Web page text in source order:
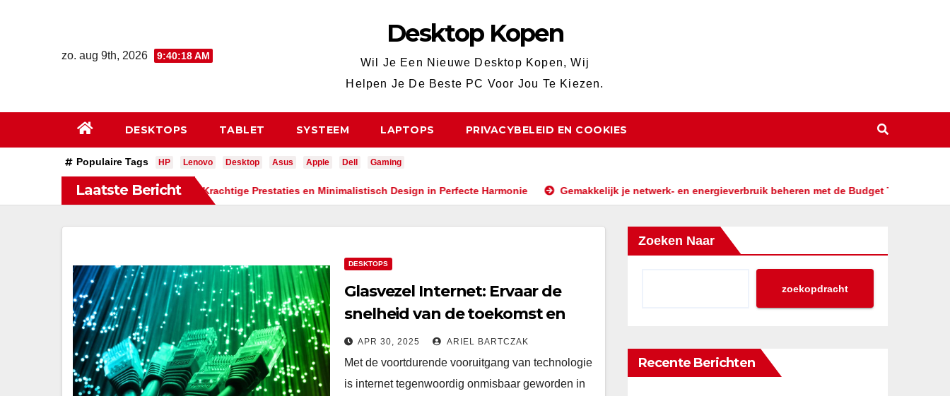
zo. aug 9th, 2026 9:40:19 AM
Desktop Kopen
Wil Je Een Nieuwe Desktop Kopen, Wij
Helpen Je De Beste PC Voor Jou Te Kiezen.
DESKTOPS TABLET SYSTEEM LAPTOPS PRIVACYBELEID EN COOKIES
Populaire Tags HP Lenovo Desktop Asus Apple Dell Gaming
Laatste Bericht
All-in-One Desktop PC – Krachtige Prestaties en Minimalistisch Design in Perfecte Harmonie Gemakkelijk je netwerk- en energieverbruik beheren met de Budget Thuis App
DESKTOPS
Glasvezel Internet: Ervaar de
snelheid van de toekomst en
verbeter je internetervaring!
APR 30, 2025 ARIEL BARTCZAK
Met de voortdurende vooruitgang van technologie
is internet tegenwoordig onmisbaar geworden in
Zoeken Naar
zoekopdracht
Recente Berichten